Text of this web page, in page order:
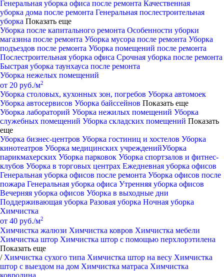
Генеральная уборка офиса после ремонта Качественная
уборка дома после ремонта Генеральная послестроительная
уборка Показать еще
Уборка после капитального ремонта Особенности уборки
магазина после ремонта Уборка мусора после ремонта Уборка
подъездов после ремонта Уборка помещений после ремонта
Послестроительная уборка офиса Срочная уборка после ремонта
Быстрая уборка таунхауса после ремонта
Уборка нежелых помещений
от 20 руб./м2
Уборка столовых, кухонных зон, погребов Уборка автомоек
Уборка автосервисов Уборка байссейнов Показать еще
Уборка лабораторий Уборка нежилых помещений Уборка
служебных помещений Уборка складских помещений Показать
еще
Уборка бизнес-центров Уборка гостиниц и хостелов Уборка
кинотеатров Уборка медицинских учрежденийУборка
парикмахерских Уборка парковок Уборка спортзалов и фитнес-
клубов Уборка в торговых центрах Ежедневная уборка офисов
Генеральная уборка офисов после ремонта Уборка офисов после
пожара Генеральная уборка офиса Утренняя уборка офисов
Вечерняя уборка офисов Уборка в выходные дни
Поддерживающая уборка Разовая уборка Ночная уборка
Химчистка
от 40 руб./м2
Химчистка жалюзи Химчистка ковров Химчистка мебели
Химчистка штор Химчистка штор с помощью перхлорэтилена
Показать еще
/ Химчистка сухого типа Химчистка штор на весу Химчистка
штор с выездом на дом Химчистка матраса Химчистка
ковролина